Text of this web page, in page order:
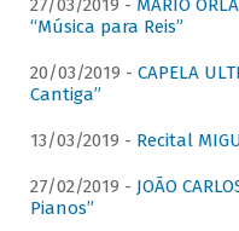
27/03/2019 - MARIO
“Música para Reis”
20/03/2019 - CAPELA
Cantiga”
13/03/2019 - Recital
27/02/2019 - JOÃO
Pianos”